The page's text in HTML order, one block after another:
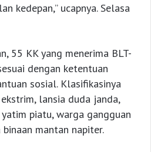
kedepan,” ucapnya. Selasa
55 KK yang menerima BLT-
dengan ketentuan
sosial. Klasifikasinya
lansia duda janda,
piatu, warga gangguan
mantan napiter.